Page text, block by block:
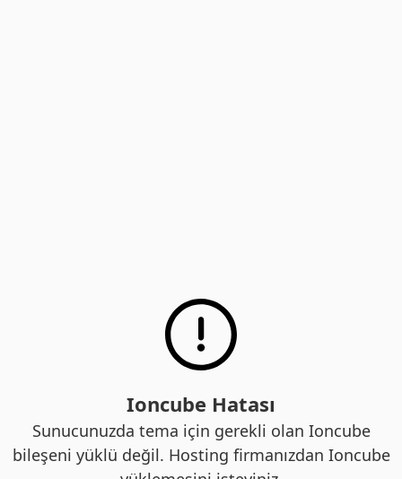
Ioncube Hatası
Sunucunuzda tema için gerekli olan Ioncube
bileşeni yüklü değil. Hosting firmanızdan Ioncube